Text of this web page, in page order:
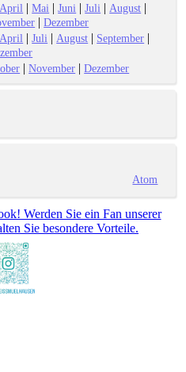
April |Mai |Juni |Juli |August
|Dezember
April |Juli |August September
|November |Dezember
Atom
Werden Sie ein Fan unserer
Sie besondere Vorteile.